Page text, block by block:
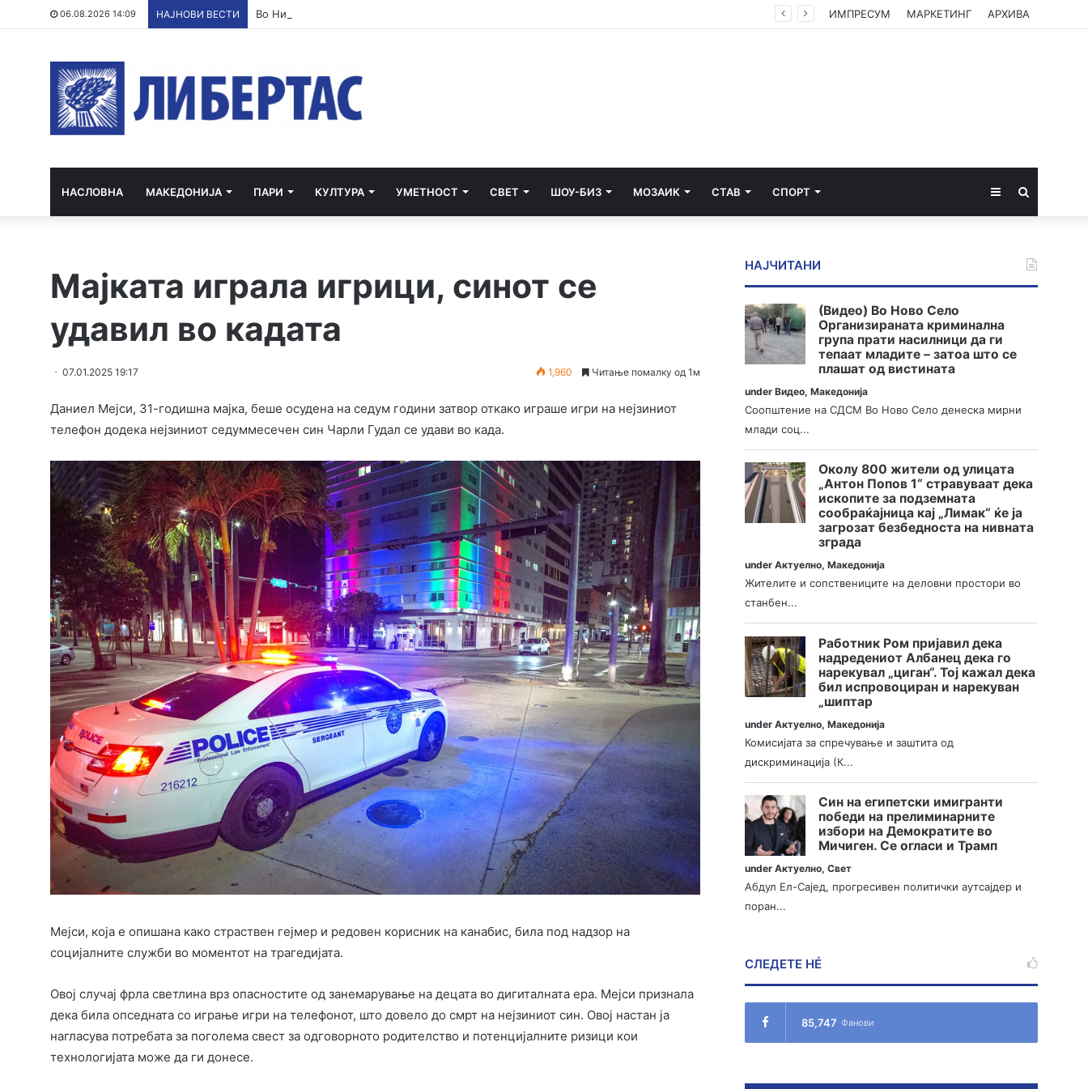
06.08.2026 14:09 НАЈНОВИ ВЕСТИ Во Нигерија ослободени повеќе од 300 киднапирани лица ИМПРЕСУМ МАРКЕТИНГ АРХИВА
НАСЛОВНА МАКЕДОНИЈА ПАРИ КУЛТУРА УМЕТНОСТ СВЕТ ШОУ-БИЗ МОЗАИК СТАВ СПОРТ Sidebar
Мајката играла игрици, синот се
удавил во кадата
07.01.2025 19:17 1,960 Читање помалку од 1м
Даниел Мејси, 31-годишна мајка, беше осудена на седум години затвор откако играше игри на нејзиниот
телефон додека нејзиниот седуммесечен син Чарли Гудал се удави во када.
Мејси, која е опишана како страствен гејмер и редовен корисник на канабис, била под надзор на
социјалните служби во моментот на трагедијата.
Овој случај фрла светлина врз опасностите од занемарување на децата во дигиталната ера. Мејси признала
дека била опседната со играње игри на телефонот, што довело до смрт на нејзиниот син. Овој настан ја
нагласува потребата за поголема свест за одговорното родителство и потенцијалните ризици кои
технологијата може да ги донесе.
НАЈЧИТАНИ
(Видео) Во Ново Село
Организираната криминална
група прати насилници да ги
тепаат младите – затоа што се
плашат од вистината
underВидео,Македонија
Соопштение на СДСМ Во Ново Село денеска мирни
млади соц...
Околу 800 жители од улицата
„Антон Попов 1“ стравуваат дека
ископите за подземната
сообраќајница кај „Лимак“ ќе ја
загрозат безбедноста на нивната
зграда
underАктуелно,Македонија
Жителите и сопствениците на деловни простори во
станбен...
Работник Ром пријавил дека
надредениот Албанец дека го
нарекувал „циган“. Тој кажал дека
бил испровоциран и нарекуван
„шиптар
underАктуелно,Македонија
Комисијата за спречување и заштита од
дискриминација (К...
Син на египетски имигранти
победи на прелиминарните
избори на Демократите во
Мичиген. Се огласи и Трамп
underАктуелно,Свет
Абдул Ел-Сајед, прогресивен политички аутсајдер и
поран...
СЛЕДЕТЕ НÉ
85,747 Фанови